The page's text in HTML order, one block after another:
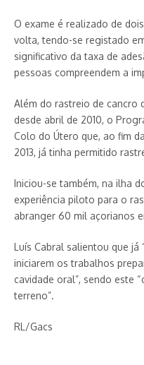
O exame é realizado de
volta, tendo-se registado
significativo da taxa de
pessoas compreendem a
Além do rastreio de cancro
desde abril de 2010, o
Colo do Útero que, ao fim
2013, já tinha permitido
Iniciou-se também, na ilha
experiência piloto para o
abranger 60 mil açorianos
Luís Cabral salientou que já
iniciarem os trabalhos
cavidade oral”, sendo este
terreno”.
RL/Gacs